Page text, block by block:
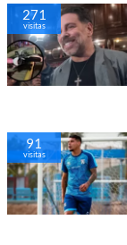
271
visitas
91
visitas